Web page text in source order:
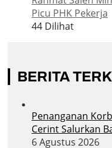
Picu PHK Pekerja
44 Dilihat
BERITA
Penanganan
Cerint Salurkan
6 Agustus 2026